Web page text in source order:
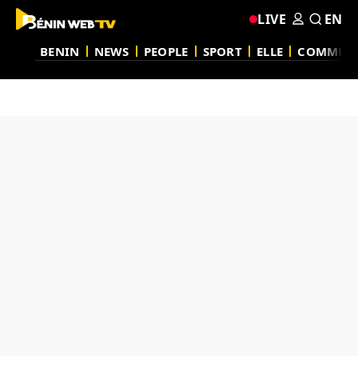
BENIN NEWS PEOPLE SPORT ELLE
LIVE EN